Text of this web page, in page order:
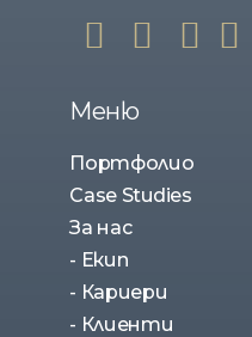
Меню
Портфолио
Case Studies
За нас
- Екип
- Кариери
- Клиенти